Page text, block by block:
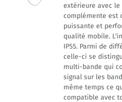
extérieure avec le
complémente est
puissante et
qualité mobile.
IP55. Parmi de
celle-ci se
multi-bande qui
signal sur les
même temps ce
compatible avec